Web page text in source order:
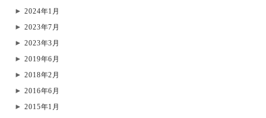
2024年1月
2023年7月
2023年3月
2019年6月
2018年2月
2016年6月
2015年1月